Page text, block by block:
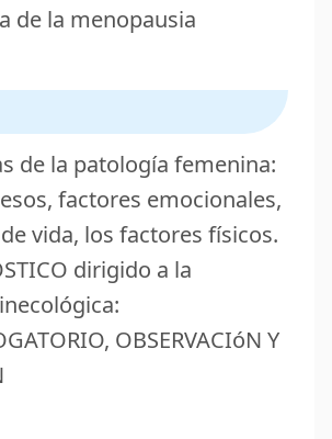
de la menopausia
de la patología femenina:
factores emocionales,
vida, los factores físicos.
dirigido a la
OBSERVACIóN Y